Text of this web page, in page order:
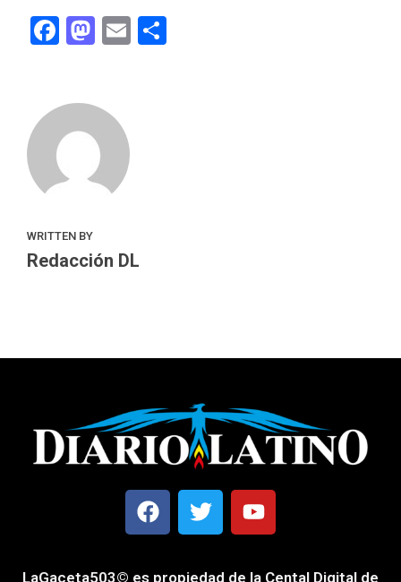
Facebook
Mastodon
Email
WRITTEN BY
Redacción DL
LaGaceta503© es propiedad de la Cental Digital de